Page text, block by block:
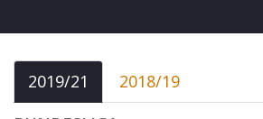
2019/21
2018/19